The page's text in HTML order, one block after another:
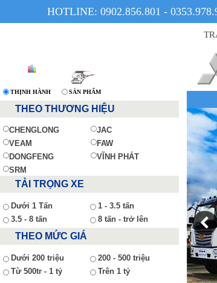
HOTLINE: 0902.856.801 -
XE CÓ
THỊNH HÀNH SẢN PHẨM
THEO THƯƠNG HIỆU
CHENGLONG
JAC
VEAM
FAW
DONGFENG
VĨNH PHÁT
SRM
TẢI TRỌNG XE
Dưới 1 Tấn
1 - 3.5 tấn
3.5 - 8 tấn
8 tấn - trở lên
THEO MỨC GIÁ
Dưới 200 triệu
200 - 500 triệu
Từ 500tr - 1 tỷ
Trên 1 tỷ